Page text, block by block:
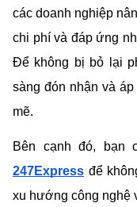
các doanh nghiệp
chi phí và đáp ứng
Để không bị bỏ lại
sàng đón nhận và
mẽ.
247Express để
xu hướng công nghệ